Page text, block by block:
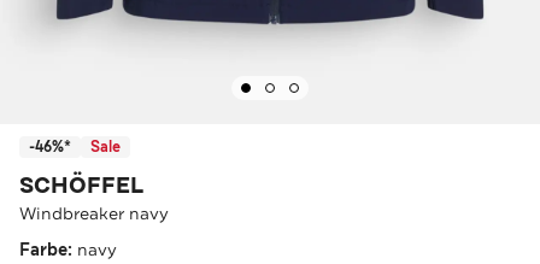
-46%* Sale
SCHÖFFEL
Windbreaker navy
Farbe: navy